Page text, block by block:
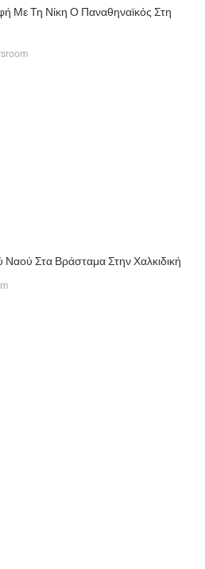
Με Τη Νίκη Ο Παναθηναϊκός Στη
Ναού Στα Βράσταμα Στην Χαλκιδική